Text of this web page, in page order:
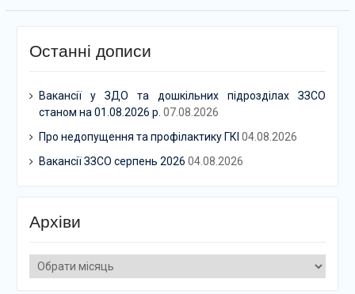
Останні дописи
Вакансії у ЗДО та дошкільних підрозділах ЗЗСО
станом на 01.08.2026 р. 07.08.2026
Про недопущення та профілактику ГКІ 04.08.2026
Вакансії ЗЗСО серпень 2026 04.08.2026
Архіви
Архіви